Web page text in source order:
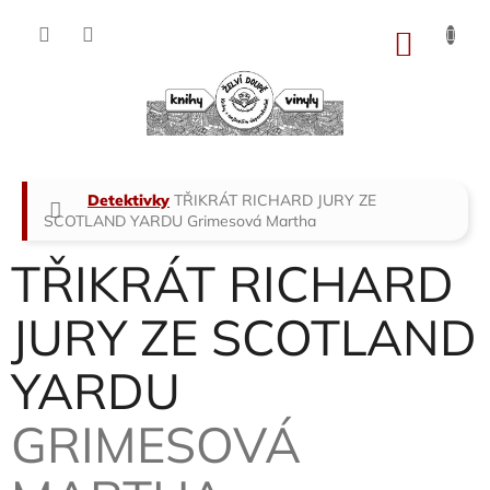
Domů
Detektivky TŘIKRÁT RICHARD JURY ZE
SCOTLAND YARDU Grimesová Martha
TŘIKRÁT RICHARD
JURY ZE SCOTLAND
YARDU
GRIMESOVÁ